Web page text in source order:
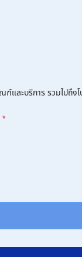
ละบริการ รวมไปถึ
*